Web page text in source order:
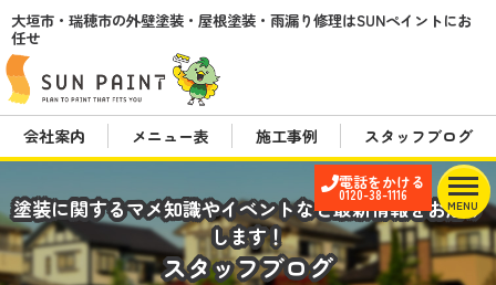
電話をかける
0120-38-1116
MENU
大垣市・瑞穂市の外壁塗装・屋根塗装・雨漏り修理はSUNペイントにお
任せ
会社案内 メニュー表 施工事例 スタッフブログ
塗装に関するマメ知識やイベントなど最新情報をお届け
します！
スタッフブログ